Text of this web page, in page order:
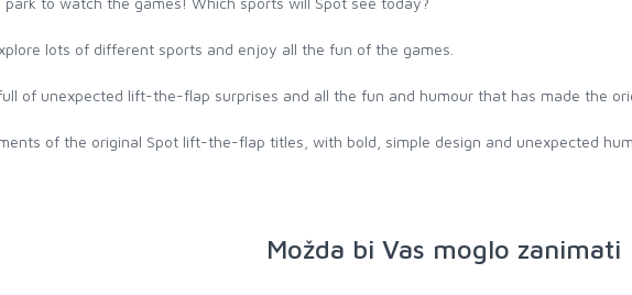
lots of different sports and enjoy all the fun of the games.
of unexpected lift-the-flap surprises and all the fun and humour that has made the
of the original Spot lift-the-flap titles, with bold, simple design and unexpected
Možda bi Vas moglo zanimati